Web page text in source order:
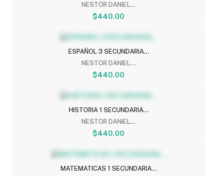
NESTOR DANIEL...
$440.00
ESPAÑOL 3 SECUNDARIA...
NESTOR DANIEL...
$440.00
HISTORIA 1 SECUNDARIA...
NESTOR DANIEL...
$440.00
MATEMATICAS 1 SECUNDARIA...